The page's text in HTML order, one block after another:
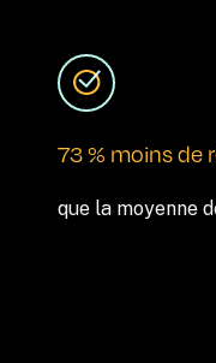
73 % moins de
que la moyenne